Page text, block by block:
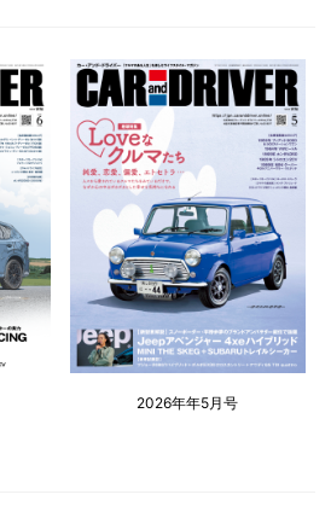
2026年年5月号